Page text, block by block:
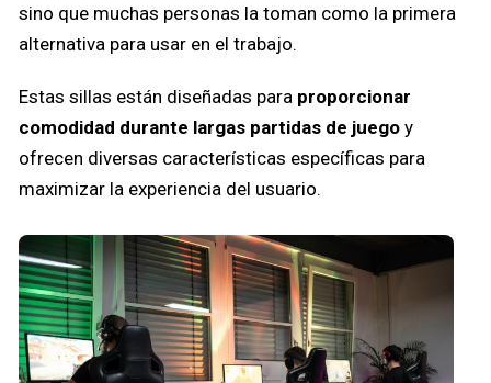
sino que muchas personas la toman como la primera
alternativa para usar en el trabajo.
Estas sillas están diseñadas para proporcionar
comodidad durante largas partidas de juego y
ofrecen diversas características específicas para
maximizar la experiencia del usuario.